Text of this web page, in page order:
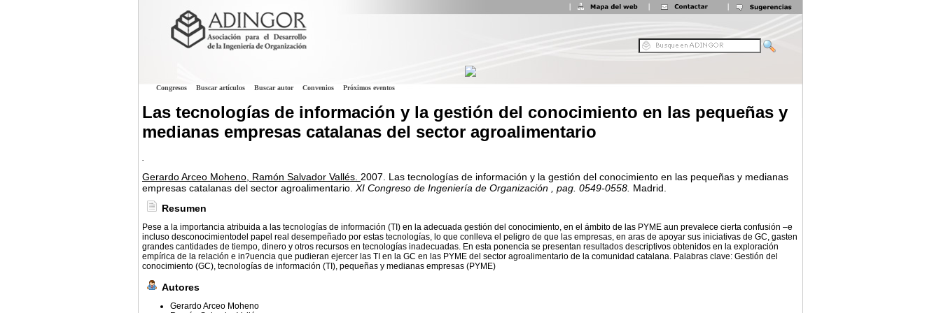
Congresos Buscar artículos Buscar autor Convenios Próximos eventos
Las tecnologías de información y la gestión del conocimiento en las pequeñas y
medianas empresas catalanas del sector agroalimentario
.
Gerardo Arceo Moheno, Ramón Salvador Vallés. 2007.
Las tecnologías de información y la gestión del conocimiento en las pequeñas y medianas
empresas catalanas del sector agroalimentario. XI Congreso de Ingeniería de Organización , pag. 0549-0558. Madrid.
Resumen
Pese a la importancia atribuida a las tecnologías de información (TI) en la adecuada gestión del conocimiento, en el ámbito de las PYME aun prevalece cierta confusión –e
incluso desconocimientodel papel real desempeñado por estas tecnologías, lo que conlleva el peligro de que las empresas, en aras de apoyar sus iniciativas de GC, gasten
grandes cantidades de tiempo, dinero y otros recursos en tecnologías inadecuadas. En esta ponencia se presentan resultados descriptivos obtenidos en la exploración
empírica de la relación e in?uencia que pudieran ejercer las TI en la GC en las PYME del sector agroalimentario de la comunidad catalana. Palabras clave: Gestión del
conocimiento (GC), tecnologías de información (TI), pequeñas y medianas empresas (PYME)
Autores
Gerardo Arceo Moheno